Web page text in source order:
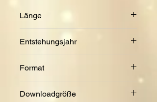
Länge
Entstehungsjahr
Format
Downloadgröße